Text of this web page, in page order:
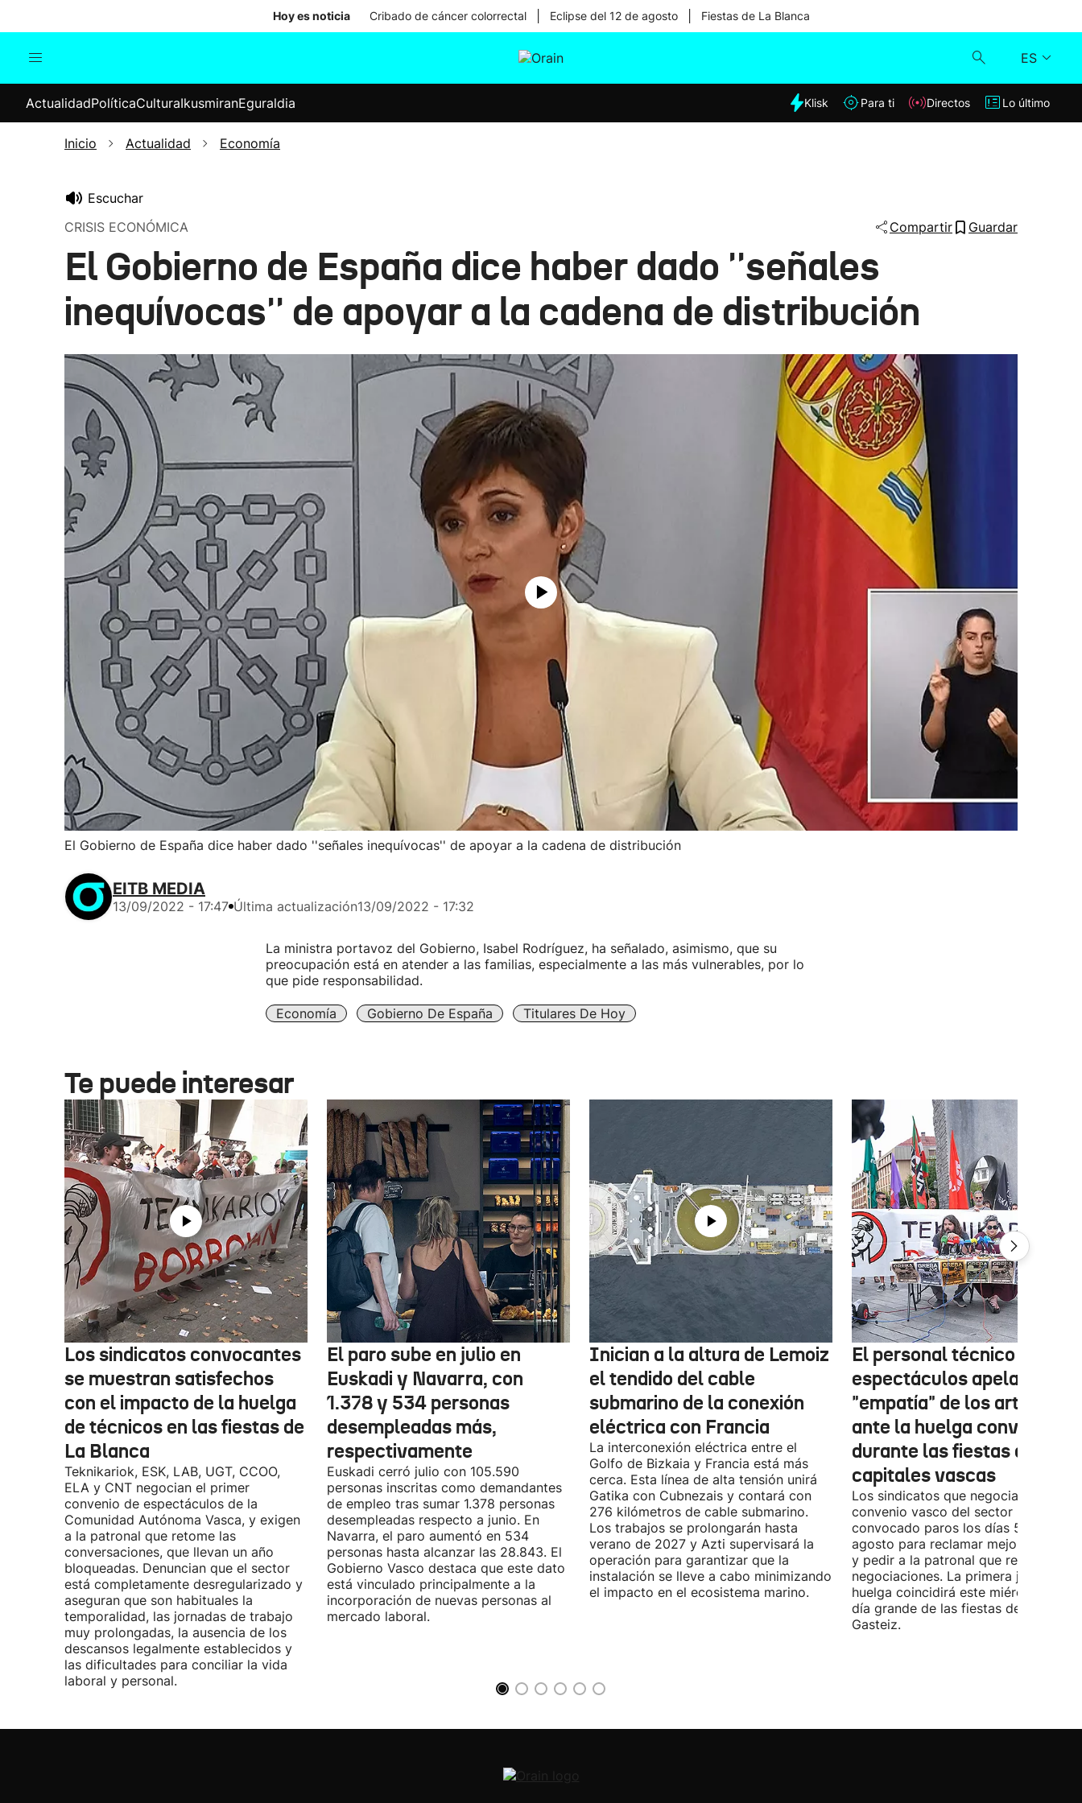
Hoy es noticia Cribado de cáncer colorrectal Eclipse del 12 de agosto Fiestas de La Blanca
ES
Internacional
Elecciones
Klisk
ActualidadPolíticaCulturaIkusmiranEguraldia Klisk Para ti Directos Lo último
Inicio Actualidad Economía
Escuchar
CRISIS ECONÓMICA
Compartir Guardar
El Gobierno de España dice haber dado ''señales
inequívocas'' de apoyar a la cadena de distribución
El Gobierno de España dice haber dado ''señales inequívocas'' de apoyar a la cadena de distribución
EITB MEDIA
13/09/2022 - 17:47 Última actualización13/09/2022 - 17:32
La ministra portavoz del Gobierno, Isabel Rodríguez, ha señalado, asimismo, que su
preocupación está en atender a las familias, especialmente a las más vulnerables, por lo
que pide responsabilidad.
Economía Gobierno De España Titulares De Hoy
Te puede interesar
Los sindicatos convocantes
se muestran satisfechos
con el impacto de la huelga
de técnicos en las fiestas de
La Blanca
Teknikariok, ESK, LAB, UGT, CCOO,
ELA y CNT negocian el primer
convenio de espectáculos de la
Comunidad Autónoma Vasca, y exigen
a la patronal que retome las
conversaciones, que llevan un año
bloqueadas. Denuncian que el sector
está completamente desregularizado y
aseguran que son habituales la
temporalidad, las jornadas de trabajo
muy prolongadas, la ausencia de los
descansos legalmente establecidos y
las dificultades para conciliar la vida
laboral y personal.
El paro sube en julio en
Euskadi y Navarra, con
1.378 y 534 personas
desempleadas más,
respectivamente
Euskadi cerró julio con 105.590
personas inscritas como demandantes
de empleo tras sumar 1.378 personas
desempleadas respecto a junio. En
Navarra, el paro aumentó en 534
personas hasta alcanzar las 28.843. El
Gobierno Vasco destaca que este dato
está vinculado principalmente a la
incorporación de nuevas personas al
mercado laboral.
Inician a la altura de Lemoiz
el tendido del cable
submarino de la conexión
eléctrica con Francia
La interconexión eléctrica entre el
Golfo de Bizkaia y Francia está más
cerca. Esta línea de alta tensión unirá
Gatika con Cubnezais y contará con
276 kilómetros de cable submarino.
Los trabajos se prolongarán hasta
verano de 2027 y Azti supervisará la
operación para garantizar que la
instalación se lleve a cabo minimizando
el impacto en el ecosistema marino.
El personal técnico de
espectáculos apela a la
"empatía" de los artistas
ante la huelga convocada
durante las fiestas de las
capitales vascas
Los sindicatos que negocian el
convenio vasco del sector han
convocado paros los días 5, 14 y 26
agosto para reclamar mejoras
y pedir a la patronal que retome las
negociaciones. La primera jornada de
huelga coincidirá este miércoles con
día grande de las fiestas de Vitoria-
Gasteiz.